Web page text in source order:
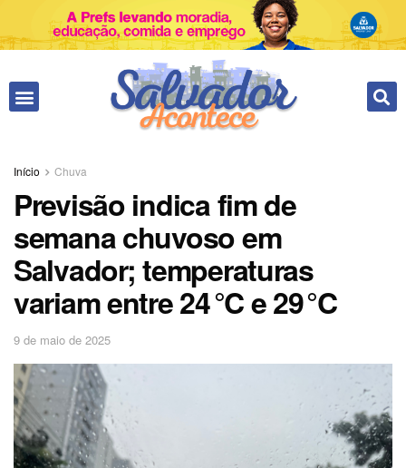
Início Chuva
Previsão indica fim de
semana chuvoso em
Salvador; temperaturas
variam entre 24 °C e 29 °C
9 de maio de 2025